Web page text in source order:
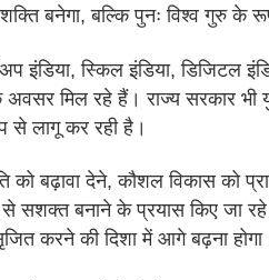
बनेगा, बल्कि पुनः विश्व गुरु के
इंडिया, स्किल इंडिया, डिजिटल
मिल रहे हैं। राज्य सरकार भी
से लागू कर रही है।
को बढ़ावा देने, कौशल विकास को
सशक्त बनाने के प्रयास किए जा
करने की दिशा में आगे बढ़ना